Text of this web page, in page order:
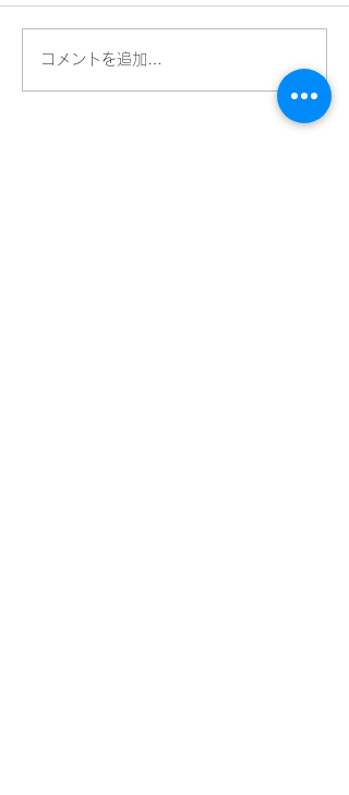
全国Bizネットワークにつ
いて毎日新聞に掲載され
コメントを追加…